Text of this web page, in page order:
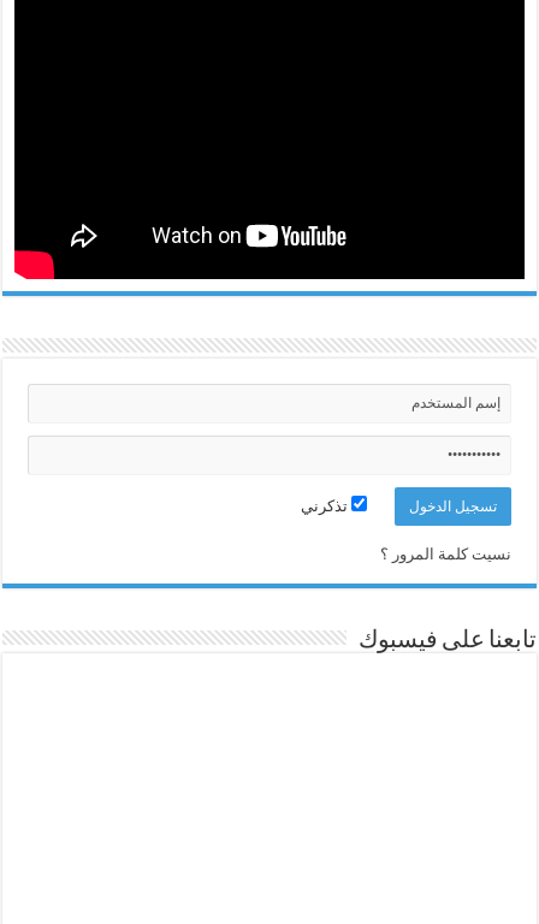
تذكرني
نسيت كلمة المرور ؟
تابعنا على فيسبوك